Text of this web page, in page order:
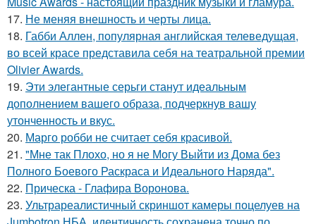
17. Не меняя внешность и черты лица.
18. Габби Аллен, популярная английская телеведущая,
во всей красе представила себя на театральной премии
Olivier Awards.
19. Эти элегантные серьги станут идеальным
дополнением вашего образа, подчеркнув вашу
утонченность и вкус.
20. Марго робби не считает себя красивой.
21. "Мне так Плохо, но я не Могу Выйти из Дома без
Полного Боевого Раскраса и Идеального Наряда".
22. Прическа - Глафира Воронова.
23. Ультрареалистичный скриншот камеры поцелуев на